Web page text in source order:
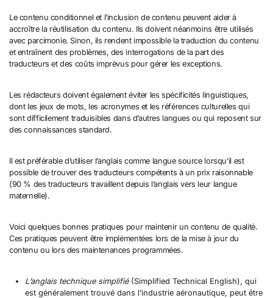
Le contenu conditionnel et l’inclusion de contenu peuvent aider à
accroître la réutilisation du contenu. Ils doivent néanmoins être utilisés
avec parcimonie. Sinon, ils rendent impossible la traduction du contenu
et entraînent des problèmes, des interrogations de la part des
traducteurs et des coûts imprévus pour gérer les exceptions.
Les rédacteurs doivent également éviter les spécificités linguistiques,
dont les jeux de mots, les acronymes et les références culturelles qui
sont difficilement traduisibles dans d’autres langues ou qui reposent sur
des connaissances standard.
Il est préférable d’utiliser l’anglais comme langue source lorsqu’il est
possible de trouver des traducteurs compétents à un prix raisonnable
(90 % des traducteurs travaillent depuis l’anglais vers leur langue
maternelle).
Voici quelques bonnes pratiques pour maintenir un contenu de qualité.
Ces pratiques peuvent être implémentées lors de la mise à jour du
contenu ou lors des maintenances programmées.
L’anglais technique simplifié (Simplified Technical English), qui
est généralement trouvé dans l’industrie aéronautique, peut être